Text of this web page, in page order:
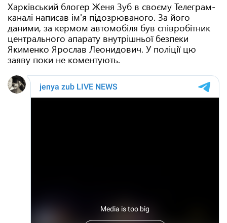
Харківський блогер Женя Зуб в своєму Телеграм-
каналі написав ім'я підозрюваного. За його
даними, за кермом автомобіля був співробітник
центрального апарату внутрішньої безпеки
Якименко Ярослав Леонидович. У поліції цю
заяву поки не коментують.